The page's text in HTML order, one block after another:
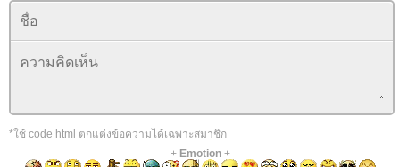
*ใช้ code html ตกแต่งข้อความได้เฉพาะสมาชิก
+ Emotion+